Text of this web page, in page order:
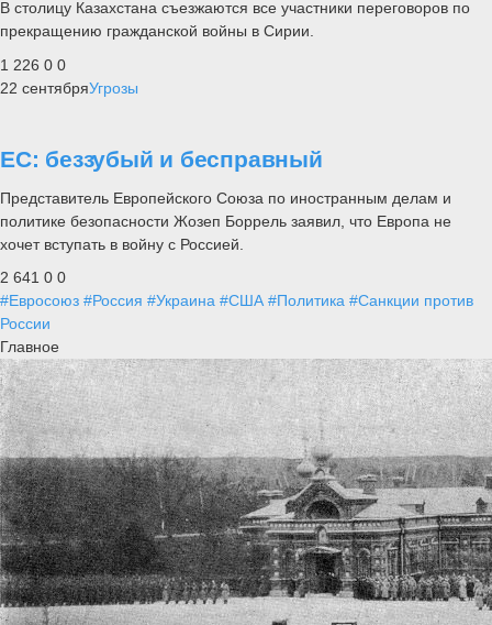
В столицу Казахстана съезжаются все участники переговоров по
прекращению гражданской войны в Сирии.
1 226 0 0
22 сентябряУгрозы
ЕС: беззубый и бесправный
Представитель Европейского Союза по иностранным делам и
политике безопасности Жозеп Боррель заявил, что Европа не
хочет вступать в войну с Россией.
2 641 0 0
#Евросоюз #Россия #Украина #США #Политика #Санкции против
России
Главное